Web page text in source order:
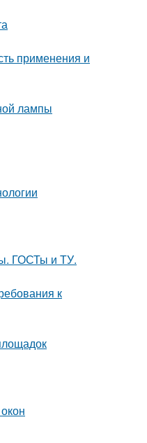
применения и
лампы
ГОСТы и ТУ.
к